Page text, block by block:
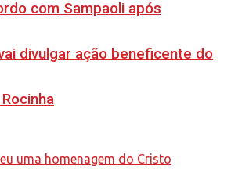
com Sampaoli após
divulgar ação beneficente do